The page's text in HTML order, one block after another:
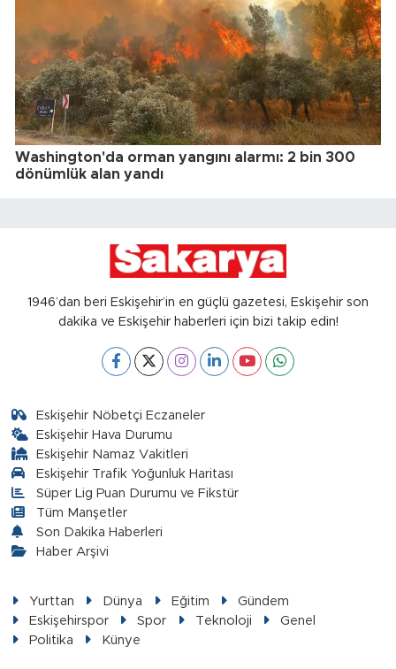
Washington'da orman yangını alarmı: 2 bin 300
dönümlük alan yandı
1946’dan beri Eskişehir’in en güçlü gazetesi, Eskişehir son
dakika ve Eskişehir haberleri için bizi takip edin!
Eskişehir Nöbetçi Eczaneler
Eskişehir Hava Durumu
Eskişehir Namaz Vakitleri
Eskişehir Trafik Yoğunluk Haritası
Süper Lig Puan Durumu ve Fikstür
Tüm Manşetler
Son Dakika Haberleri
Haber Arşivi
Yurttan Dünya Eğitim
Gündem
Eskişehirspor
Spor Teknoloji
Genel
Politika
Künye